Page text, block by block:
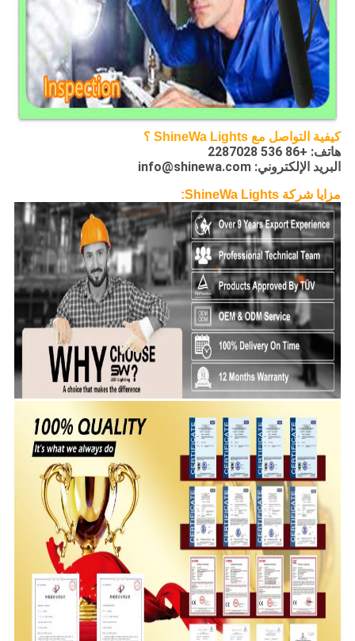
كيفية التواصل مع ShineWa Lights ؟
هاتف: +86 536 2287028
البريد الإلكتروني: info@shinewa.com
مزايا شركة ShineWa Lights: